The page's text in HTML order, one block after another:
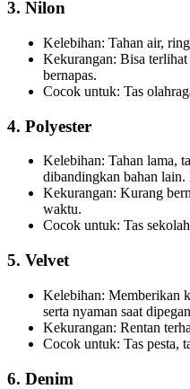
3. Nilon
Kelebihan: Tahan air,
Kekurangan: Bisa
bernapas.
Cocok untuk: Tas
4. Polyester
Kelebihan: Tahan lama,
dibandingkan bahan
Kekurangan: Kurang
waktu.
Cocok untuk: Tas
5. Velvet
Kelebihan: Memberikan
serta nyaman saat
Kekurangan: Rentan
Cocok untuk: Tas pesta,
6. Denim